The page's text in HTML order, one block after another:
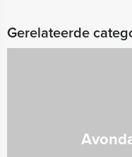
Gerelateerde